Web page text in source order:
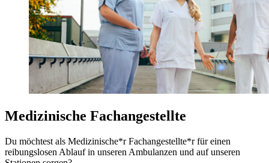
Medizinische Fachangestellte
Du möchtest als Medizinische*r Fachangestellte*r für einen
reibungslosen Ablauf in unseren Ambulanzen und auf unseren